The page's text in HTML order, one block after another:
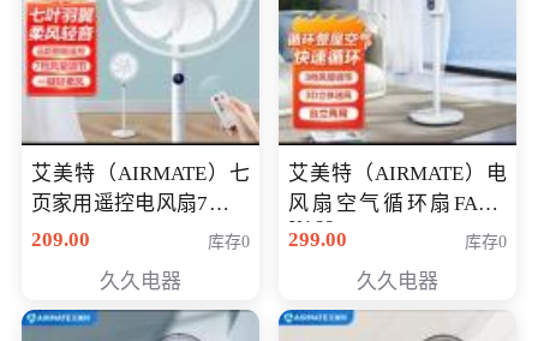
艾美特（AIRMATE）七
页家用遥控电风扇7档风
量空气循环摇头立式落
定时落地式风扇CS35-
R20
209.00 库存0
久久电器
艾美特（AIRMATE）电
风扇空气循环扇FA18-
X168
299.00 库存0
久久电器